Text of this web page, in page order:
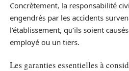
Concrètement, la responsabilité
engendrés par les accidents
l’établissement, qu’ils soient
employé ou un tiers.
Les garanties essentielles à